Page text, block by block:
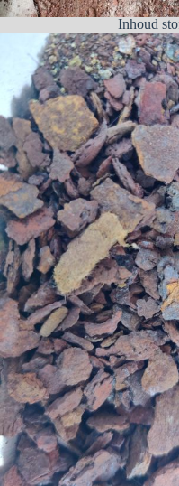
Inhoud